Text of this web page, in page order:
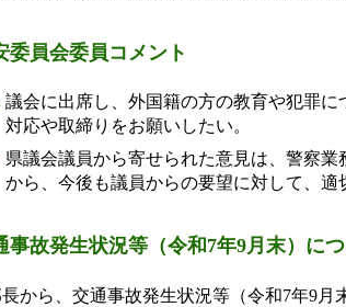
委員会委員コメント
議会に出席し、外国籍の方の教育や犯罪
対応や取締りをお願いしたい。
県議会議員から寄せられた意見は、警察
から、今後も議員からの要望に対して、適
事故発生状況等（令和7年9月末）に
から、交通事故発生状況等（令和7年9月